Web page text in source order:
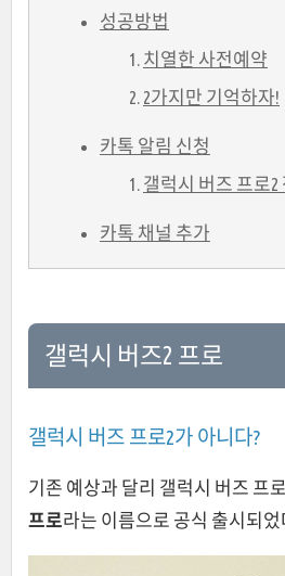
성공방법
치열한 사전예약
2가지만 기억하자!
카톡 알림 신청
갤럭시 버즈 프로2
카톡 채널 추가
갤럭시 버즈2 프로
갤럭시 버즈 프로2가 아니다?
기존 예상과 달리 갤럭시 버즈 프
프로라는 이름으로 공식 출시되었